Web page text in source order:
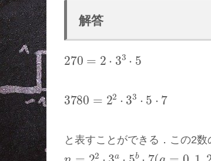
解答
270 ⋅3 3⋅5
3780 2⋅ 3⋅5 7
と表すことができる．この2
2⋅3 a⋅5 ⋅7 a= 2) (b =